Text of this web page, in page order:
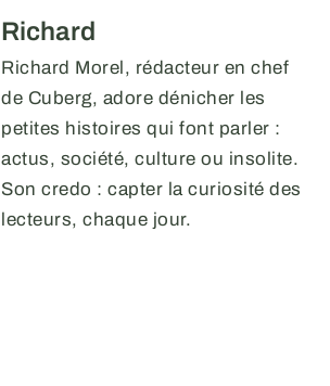
Richard
Richard Morel, rédacteur en chef
de Cuberg, adore dénicher les
petites histoires qui font parler :
actus, société, culture ou insolite.
Son credo : capter la curiosité des
lecteurs, chaque jour.